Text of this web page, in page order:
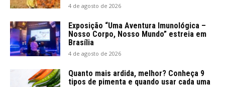
4 de agosto de 2026
Exposição “Uma Aventura Imunológica –
Nosso Corpo, Nosso Mundo” estreia em
Brasília
4 de agosto de 2026
Quanto mais ardida, melhor? Conheça 9
tipos de pimenta e quando usar cada uma